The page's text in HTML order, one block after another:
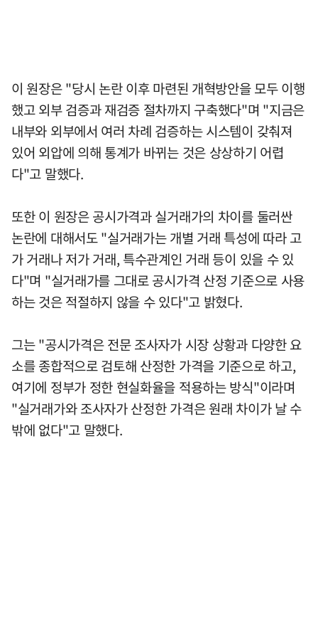
이 원장은 "당시 논란 이후 마련된 개혁방안을 모두 이행
했고 외부 검증과 재검증 절차까지 구축했다"며 "지금은
내부와 외부에서 여러 차례 검증하는 시스템이 갖춰져
있어 외압에 의해 통계가 바뀌는 것은 상상하기 어렵
다"고 말했다.
또한 이 원장은 공시가격과 실거래가의 차이를 둘러싼
논란에 대해서도 "실거래가는 개별 거래 특성에 따라 고
가 거래나 저가 거래, 특수관계인 거래 등이 있을 수 있
다"며 "실거래가를 그대로 공시가격 산정 기준으로 사용
하는 것은 적절하지 않을 수 있다"고 밝혔다.
그는 "공시가격은 전문 조사자가 시장 상황과 다양한 요
소를 종합적으로 검토해 산정한 가격을 기준으로 하고,
여기에 정부가 정한 현실화율을 적용하는 방식"이라며
"실거래가와 조사자가 산정한 가격은 원래 차이가 날 수
밖에 없다"고 말했다.